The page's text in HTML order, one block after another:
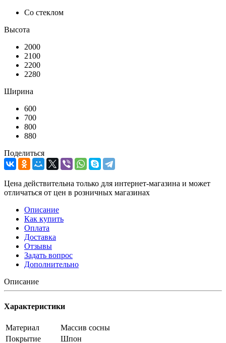
Со стеклом
Высота
2000
2100
2200
2280
Ширина
600
700
800
880
Поделиться
Цена действительна только для интернет-магазина и может
отличаться от цен в розничных магазинах
Описание
Как купить
Оплата
Доставка
Отзывы
Задать вопрос
Дополнительно
Описание
Характеристики
Материал
Массив сосны
Покрытие
Шпон